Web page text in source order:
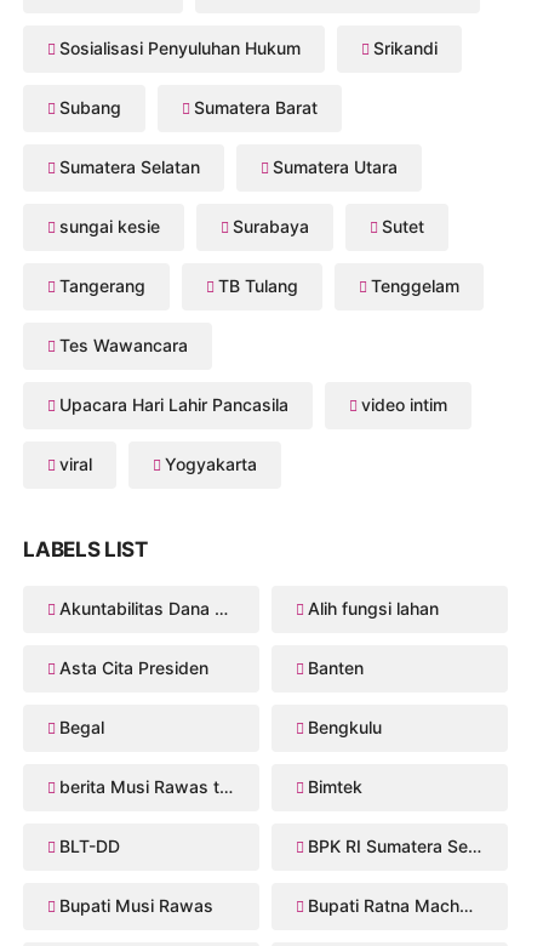
Sosialisasi Penyuluhan Hukum Srikandi
Subang Sumatera Barat
Sumatera Selatan Sumatera Utara
sungai kesie Surabaya Sutet
Tangerang TB Tulang Tenggelam
Tes Wawancara
Upacara Hari Lahir Pancasila video intim
viral Yogyakarta
LABELS LIST
Akuntabilitas Dana Desa Alih fungsi lahan
Asta Cita Presiden Banten
Begal Bengkulu
berita Musi Rawas terbaru Bimtek
BLT-DD BPK RI Sumatera Selatan
Bupati Musi Rawas Bupati Ratna Machmud